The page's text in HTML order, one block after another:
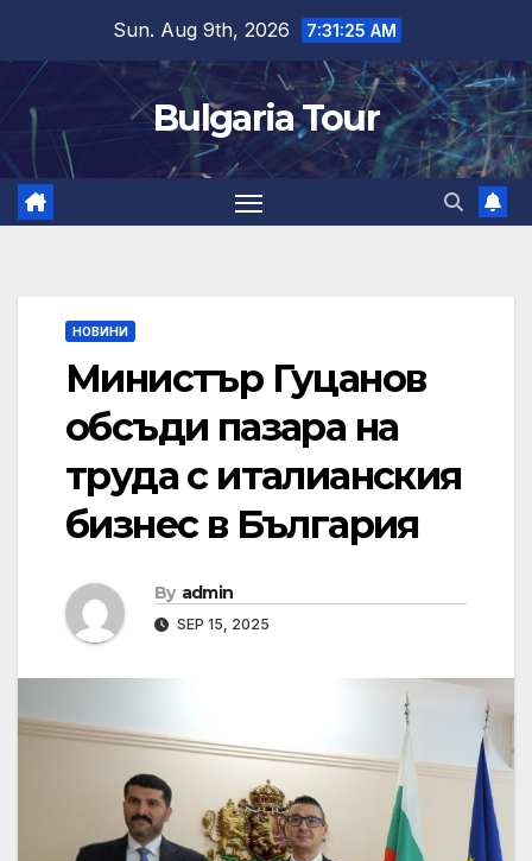
content
Sun. Aug 9th, 2026 7:31:26 AM
Bulgaria Tour
НОВИНИ
Министър Гуцанов
обсъди пазара на
труда с италианския
бизнес в България
By admin
SEP 15, 2025